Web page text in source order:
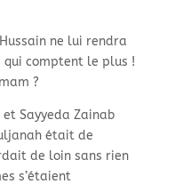
ne lui rendra
qui comptent le plus !
?
Sayyeda Zainab
était de
de loin sans rien
s’étaient